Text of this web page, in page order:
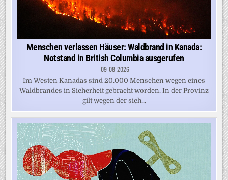
Menschen verlassen Häuser: Waldbrand in Kanada:
Notstand in British Columbia ausgerufen
09-08-2026
Im Westen Kanadas sind 20.000 Menschen wegen eines
Waldbrandes in Sicherheit gebracht worden. In der Provinz
gilt wegen der sich...